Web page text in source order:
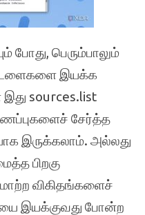
போது, பெரும்பாலும்
இயக்க
sources.list
சேர்த்த
இருக்கலாம். அல்லது
பிறகு
விகிதங்களைச்
இயக்குவது போன்ற